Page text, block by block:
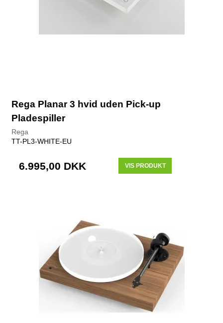
Rega Planar 3 hvid uden Pick-up
Pladespiller
Rega
TT-PL3-WHITE-EU
6.995,00 DKK VIS PRODUKT